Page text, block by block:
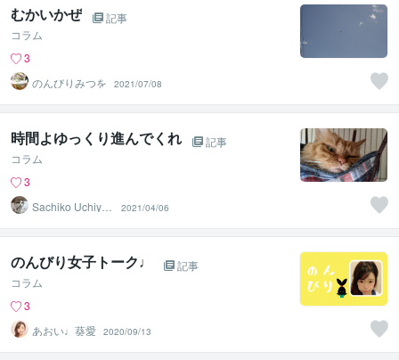
むかいかぜ
記事
コラム
3
のんびりみつを
2021/07/08
時間よゆっくり進んでくれ
記事
コラム
3
Sachiko Uchiya
2021/04/06
のんびり女子トーク♩
記事
コラム
3
あおい♩葵愛 2020/09/13